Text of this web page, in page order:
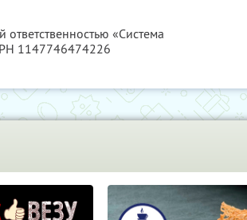
«Система
1147746474226